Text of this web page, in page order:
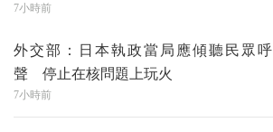
7小時前
外交部：日本執政當局應傾聽民眾呼
聲 停止在核問題上玩火
7小時前